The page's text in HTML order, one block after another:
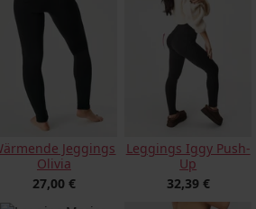
Jeggings
Olivia
27,00 €
Leggings Iggy Push-
Up
32,39 €